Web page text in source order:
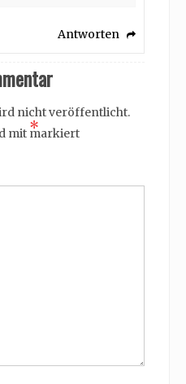
Antworten
nicht veröffentlicht.
mit *
markiert